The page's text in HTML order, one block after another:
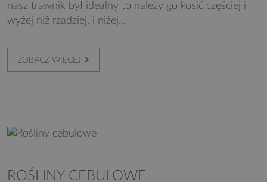
nasz trawnik był idealny to należy go kosić częściej i
wyżej niż rzadziej, i niżej...
ZOBACZ WIĘCEJ
ROŚLINY CEBULOWE